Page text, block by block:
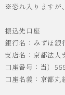
※恐れ入りますが
振込先口座
銀行名：みずほ銀
支店名：京都法人
口座番号：当）
口座名義：京都丸